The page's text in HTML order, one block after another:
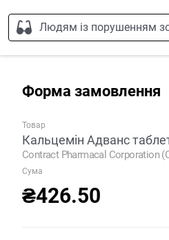
Людям із порушенням
Форма замовлення
Товар
Кальцемін Адванс
Contract Pharmacal Corporation
Сума
₴426.50